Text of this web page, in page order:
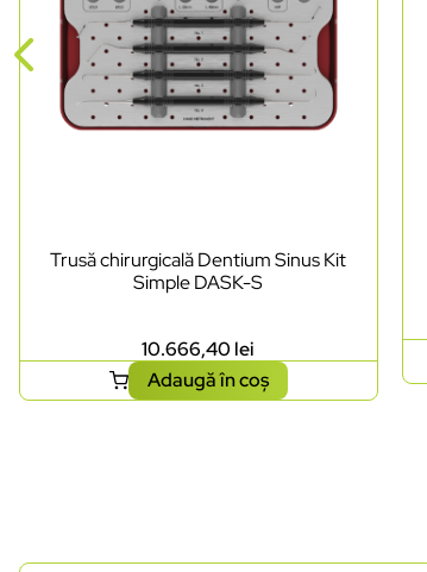
Trusă chirurgicală Dentium Sinus Kit
Simple DASK-S
10.666,40 lei
Adaugă în coș